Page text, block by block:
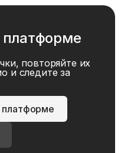
платформе
повторяйте их
и следите за
платформе